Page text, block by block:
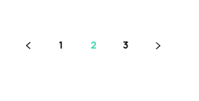
1 2 3